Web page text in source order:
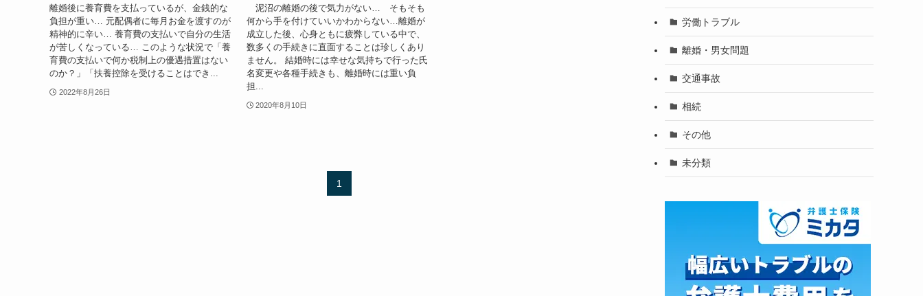
離婚後に養育費を支払っているが、金銭的な
負担が重い… 元配偶者に毎月お金を渡すのが
精神的に辛い… 養育費の支払いで自分の生活
が苦しくなっている… このような状況で「養
育費の支払いで何か税制上の優遇措置はない
のか？」「扶養控除を受けることはでき...
2022年8月26日
泥沼の離婚の後で気力がない… そもそも
何から手を付けていいかわからない…離婚が
成立した後、心身ともに疲弊している中で、
数多くの手続きに直面することは珍しくあり
ません。 結婚時には幸せな気持ちで行った氏
名変更や各種手続きも、離婚時には重い負
担...
2020年8月10日
1
労働トラブル
離婚・男女問題
交通事故
相続
その他
未分類